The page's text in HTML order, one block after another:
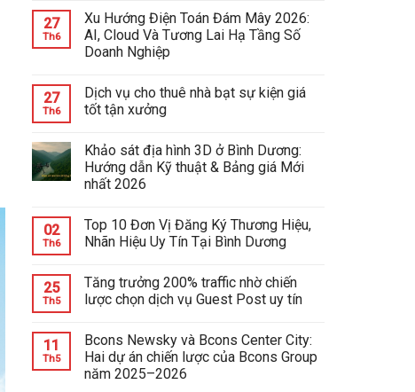
27
Th6
Xu Hướng Điện Toán Đám Mây 2026:
AI, Cloud Và Tương Lai Hạ Tầng Số
Doanh Nghiệp
27
Th6
Dịch vụ cho thuê nhà bạt sự kiện giá
tốt tận xưởng
Khảo sát địa hình 3D ở Bình Dương:
Hướng dẫn Kỹ thuật & Bảng giá Mới
nhất 2026
02
Th6
Top 10 Đơn Vị Đăng Ký Thương Hiệu,
Nhãn Hiệu Uy Tín Tại Bình Dương
25
Th5
Tăng trưởng 200% traffic nhờ chiến
lược chọn dịch vụ Guest Post uy tín
11
Th5
Bcons Newsky và Bcons Center City:
Hai dự án chiến lược của Bcons Group
năm 2025–2026